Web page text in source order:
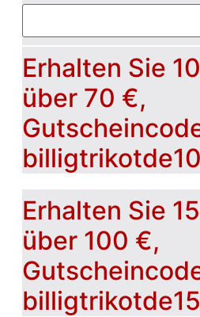
Erhalten Sie
über 70 €,
billigtrikotde10
Erhalten Sie
über 100 €,
billigtrikotde15